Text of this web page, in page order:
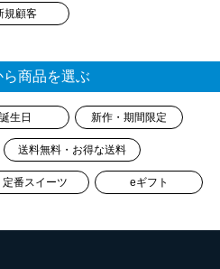
規顧客
ら商品を選ぶ
誕生日 新作・期間限定
送料無料・お得な送料
定番スイーツ eギフト